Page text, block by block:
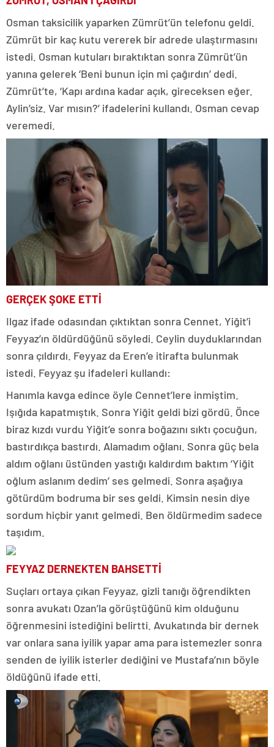
Osman taksicilik yaparken Zümrüt’ün telefonu geldi.
Zümrüt bir kaç kutu vererek bir adrede ulaştırmasını
istedi. Osman kutuları bıraktıktan sonra Zümrüt’ün
yanına gelerek ‘Beni bunun için mi çağırdın’ dedi.
Zümrüt’te, ‘Kapı ardına kadar açık, gireceksen eğer.
Aylin’siz. Var mısın?’ ifadelerini kullandı. Osman cevap
veremedi.
GERÇEK ŞOKE ETTİ
Ilgaz ifade odasından çıktıktan sonra Cennet, Yiğit’i
Feyyaz’ın öldürdüğünü söyledi. Ceylin duyduklarından
sonra çıldırdı. Feyyaz da Eren’e itirafta bulunmak
istedi. Feyyaz şu ifadeleri kullandı:
Hanımla kavga edince öyle Cennet’lere inmiştim.
Işığıda kapatmıştık. Sonra Yiğit geldi bizi gördü. Önce
biraz kızdı vurdu Yiğit’e sonra boğazını sıktı çocuğun,
bastırdıkça bastırdı. Alamadım oğlanı. Sonra güç bela
aldım oğlanı üstünden yastığı kaldırdım baktım ‘Yiğit
oğlum aslanım dedim’ ses gelmedi. Sonra aşağıya
götürdüm bodruma bir ses geldi. Kimsin nesin diye
sordum hiçbir yanıt gelmedi. Ben öldürmedim sadece
taşıdım.
FEYYAZ DERNEKTEN BAHSETTİ
Suçları ortaya çıkan Feyyaz, gizli tanığı öğrendikten
sonra avukatı Ozan’la görüştüğünü kim olduğunu
öğrenmesini istediğini belirtti. Avukatında bir dernek
var onlara sana iyilik yapar ama para istemezler sonra
senden de iyilik isterler dediğini ve Mustafa’nın böyle
öldüğünü ifade etti.